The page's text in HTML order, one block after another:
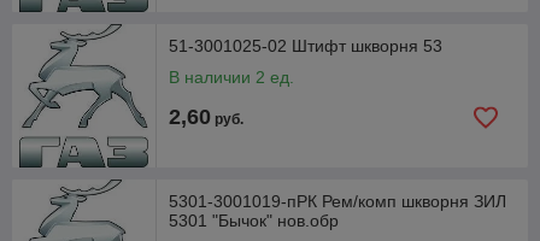
51-3001025-02 Штифт шкворня 53
В наличии 2 ед.
2,60 руб.
5301-3001019-пРК Рем/комп шкворня ЗИЛ
5301 "Бычок" нов.обр